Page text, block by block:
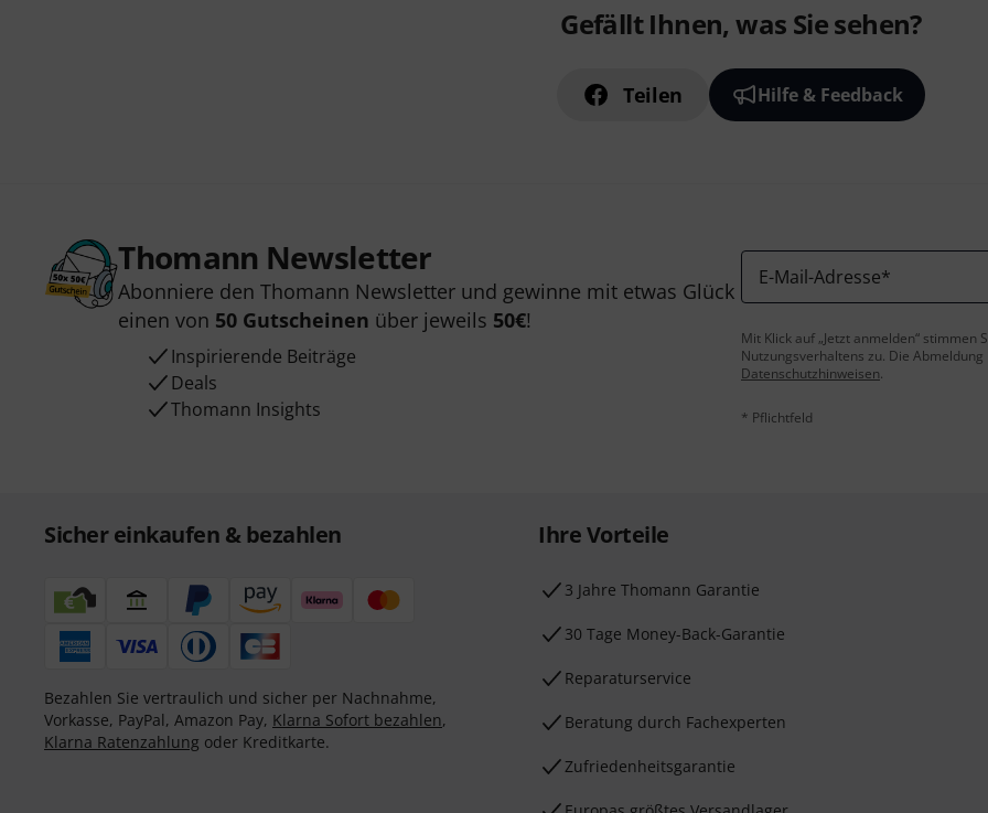
Gefällt Ihnen, was Sie sehen?
Teilen Hilfe & Feedback
Thomann Newsletter
Abonniere den Thomann Newsletter und gewinne mit etwas Glück
einen von 50 Gutscheinen über jeweils 50€!
Inspirierende Beiträge
Deals
Thomann Insights
E-Mail-Adresse*
Mit Klick auf „Jetzt anmelden“
Nutzungsverhaltens zu. Die
Datenschutzhinweisen.
* Pflichtfeld
Sicher einkaufen & bezahlen
Bezahlen Sie vertraulich und sicher per Nachnahme,
Vorkasse, PayPal, Amazon Pay, Klarna Sofort bezahlen,
Klarna Ratenzahlung oder Kreditkarte.
Ihre Vorteile
3 Jahre Thomann Garantie
30 Tage Money-Back-Garantie
Reparaturservice
Beratung durch Fachexperten
Zufriedenheitsgarantie